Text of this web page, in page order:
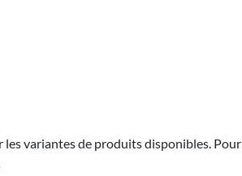
variantes de produits disponibles.